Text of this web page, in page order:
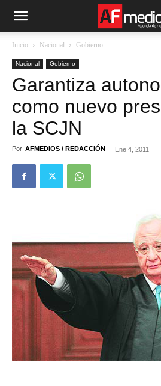
Inicio Nacional Gobierno
Nacional Gobierno
Garantiza
como nuevo
la SCJN
Por AFMEDIOS / REDACCIÓN - Ene 4, 2011